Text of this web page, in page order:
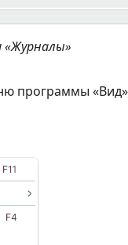
«Журналы»
программы